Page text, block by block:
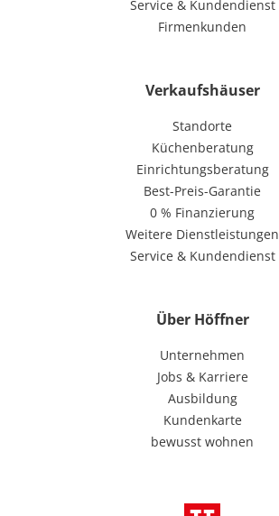
Service & Kundendienst
Firmenkunden
Verkaufshäuser
Standorte
Küchenberatung
Einrichtungsberatung
Best-Preis-Garantie
0 % Finanzierung
Weitere Dienstleistungen
Service & Kundendienst
Über Höffner
Unternehmen
Jobs & Karriere
Ausbildung
Kundenkarte
bewusst wohnen